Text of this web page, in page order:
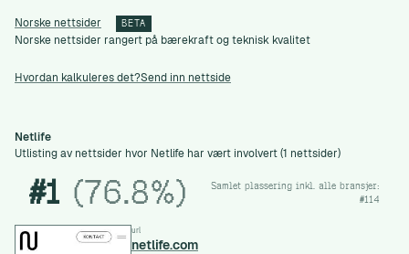
Norske nettsider BETA
Norske nettsider rangert på bærekraft og teknisk kvalitet
Hvordan kalkuleres det?Send inn nettside
Netlife
Utlisting av nettsider hvor Netlife har vært involvert (1 nettsider)
#1 (76.8%)
Samlet plassering inkl. alle bransjer:
#114
url
netlife.com